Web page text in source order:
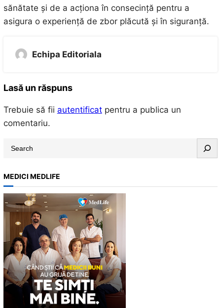
sănătate și de a acționa în consecință pentru a
asigura o experiență de zbor plăcută și în siguranță.
Echipa Editoriala
Lasă un răspuns
Trebuie să fii autentificatpentru a publica un
comentariu.
r
c
h
MEDICI MEDLIFE